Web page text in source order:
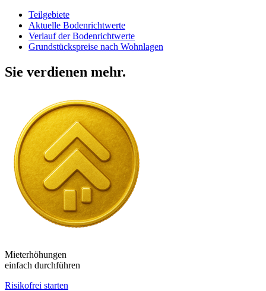
Teilgebiete
Aktuelle Bodenrichtwerte
Verlauf der Bodenrichtwerte
Grundstückspreise nach Wohnlagen
Sie verdienen mehr.
Mieterhöhungen
einfach durchführen
Risikofrei starten